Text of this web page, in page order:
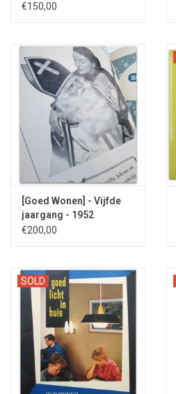
€150,00
[Goed Wonen] - Vijfde
jaargang - 1952
€200,00
SOLD